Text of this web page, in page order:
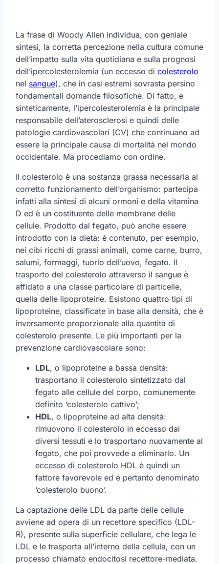
La frase di Woody Allen individua, con geniale
sintesi, la corretta percezione nella cultura comune
dell’impatto sulla vita quotidiana e sulla prognosi
dell’ipercolesterolemia (un eccesso di colesterolo
nel sangue), che in casi estremi sovrasta persino
fondamentali domande filosofiche. Di fatto, e
sinteticamente, l’ipercolesterolemia è la principale
responsabile dell’aterosclerosi e quindi delle
patologie cardiovascolari (CV) che continuano ad
essere la principale causa di mortalità nel mondo
occidentale. Ma procediamo con ordine.
Il colesterolo è una sostanza grassa necessaria al
corretto funzionamento dell’organismo: partecipa
infatti alla sintesi di alcuni ormoni e della vitamina
D ed è un costituente delle membrane delle
cellule. Prodotto dal fegato, può anche essere
introdotto con la dieta: è contenuto, per esempio,
nei cibi ricchi di grassi animali, come carne, burro,
salumi, formaggi, tuorlo dell’uovo, fegato. Il
trasporto del colesterolo attraverso il sangue è
affidato a una classe particolare di particelle,
quella delle lipoproteine. Esistono quattro tipi di
lipoproteine, classificate in base alla densità, che è
inversamente proporzionale alla quantità di
colesterolo presente. Le più importanti per la
prevenzione cardiovascolare sono:
LDL, o lipoproteine a bassa densità:
trasportano il colesterolo sintetizzato dal
fegato alle cellule del corpo, comunemente
definito ‘colesterolo cattivo’;
HDL, o lipoproteine ad alta densità:
rimuovono il colesterolo in eccesso dai
diversi tessuti e lo trasportano nuovamente al
fegato, che poi provvede a eliminarlo. Un
eccesso di colesterolo HDL è quindi un
fattore favorevole ed è pertanto denominato
‘colesterolo buono’.
La captazione delle LDL da parte delle cellule
avviene ad opera di un recettore specifico (LDL-
R), presente sulla superficie cellulare, che lega le
LDL e le trasporta all’interno della cellula, con un
processo chiamato endocitosi recettore-mediata.